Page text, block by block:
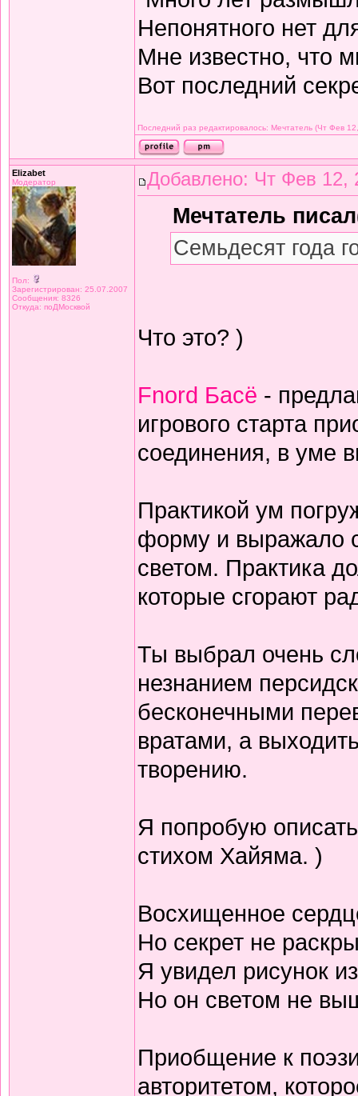
Непонятного нет
Мне известно, что
Вот последний
Последний раз редактировалось: Мечтатель (Чт Фев
Elizabet
Модератор
Пол:
Зарегистрирован: 25.07.2007
Сообщения: 8326
Откуда: поДМосквой
Добавлено: Чт Фев 12,
Мечтатель
Семьдесят года
Что это? )
Fnord Басё -
игрового старта
соединения, в уме
Практикой ум
форму и выражало
светом. Практика
которые сгорают
Ты выбрал очень
незнанием
бесконечными
вратами, а
творению.
Я попробую
стихом Хайяма. )
Восхищенное
Но секрет не
Я увидел рисунок
Но он светом не
Приобщение к
авторитетом,